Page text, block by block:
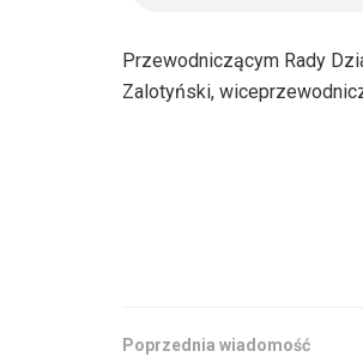
Przewodniczącym Rady
Zalotyński,
Poprzednia wiadomość